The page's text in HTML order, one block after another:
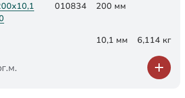
010834 200 мм
10,1 мм 6,114 кг